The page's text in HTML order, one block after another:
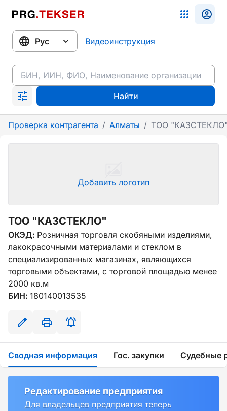
Видеоинструкция
Найти
Проверка контрагента / Алматы / ТОО
Добавить логотип
ТОО "КАЗСТЕКЛО"
ОКЭД: Розничная торговля скобяными изделиями,
лакокрасочными материалами и стеклом в
специализированных магазинах, являющихся
торговыми объектами, с торговой площадью менее
2000 кв.м
БИН: 180140013535
Сводная информация Гос. закупки Судебные
Редактирование предприятия
Для владельцев предприятия теперь